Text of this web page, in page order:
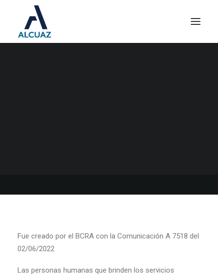
Fue creado por el BCRA con la Comunicación A 7518 del
02/06/2022
Las personas humanas que brinden los servicios